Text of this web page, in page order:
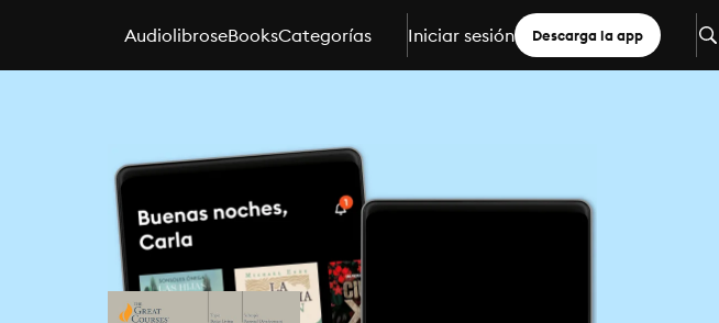
AudiolibroseBooksCategorías Iniciar sesión Descarga la app